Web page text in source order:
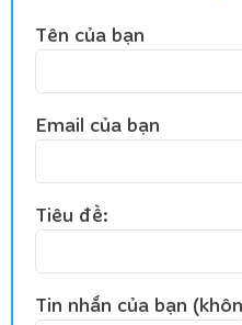
Tên của bạn
Email của bạn
Tiêu đề:
Tin nhắn của bạn